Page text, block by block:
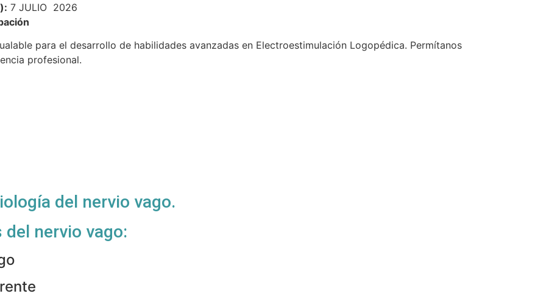
7 JULIO 2026
para el desarrollo de habilidades avanzadas en Electroestimulación Logopédica. Permítanos
profesional.
del nervio vago.
nervio vago: